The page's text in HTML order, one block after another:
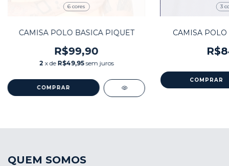
6 cores
CAMISA POLO BASICA PIQUET
R$99,90
2 x de R$49,95 sem juros
COMPRAR
3
CAMISA
COMPRAR
QUEM SOMOS